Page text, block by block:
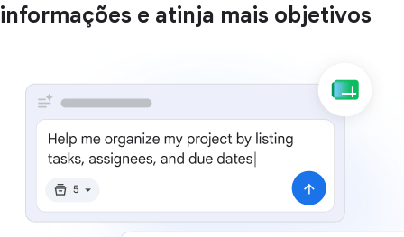
informações e atinja mais objetivos